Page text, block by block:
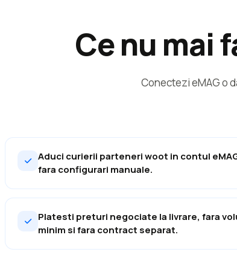
Ce nu mai
Conectezi eMAG o
Aduci curierii parteneri woot in contul
fara configurari manuale.
Platesti preturi negociate la livrare, fara
minim si fara contract separat.